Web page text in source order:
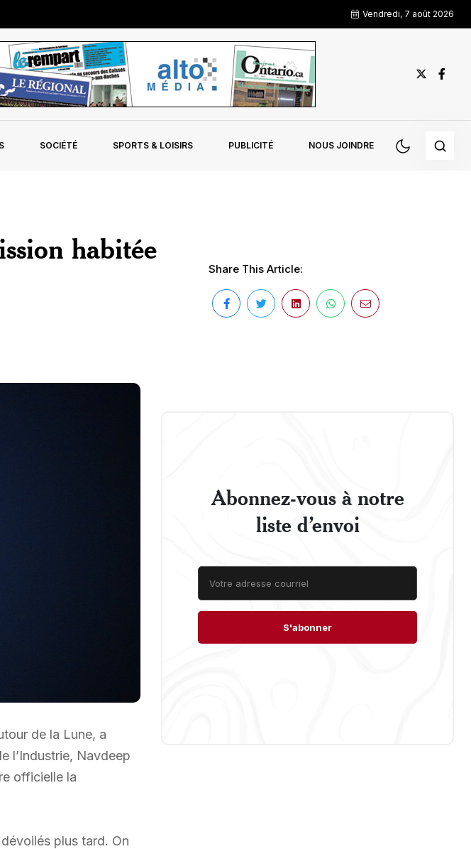
Vendredi, 7 août 2026
SOCIÉTÉ SPORTS & LOISIRS PUBLICITÉ NOUS JOINDRE
habitée
Share This Article:
de la Lune, a
l’Industrie, Navdeep
officielle la
plus tard. On
Abonnez-vous à notre
liste d’envoi